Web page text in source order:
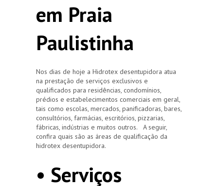
em Praia
Paulistinha
Nos dias de hoje a Hidrotex desentupidora atua
na prestação de serviços exclusivos e
qualificados para residências, condomínios,
prédios e estabelecimentos comerciais em geral,
tais como escolas, mercados, panificadoras, bares,
consultórios, farmácias, escritórios, pizzarias,
fábricas, indústrias e muitos outros. A seguir,
confira quais são as áreas de qualificação da
hidrotex desentupidora.
• Serviços